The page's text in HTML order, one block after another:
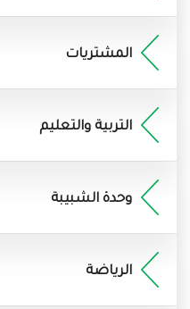
المشتريات
التربية والتعليم
وحدة الشبيبة
الرياضة